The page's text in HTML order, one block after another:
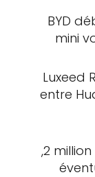
BYD
mini
Luxeed
entre
,2